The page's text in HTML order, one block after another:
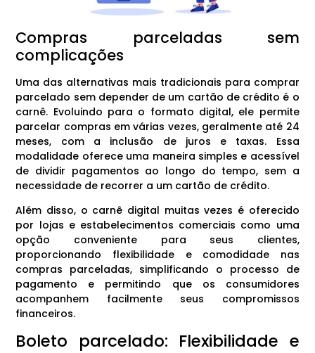
Compras parceladas sem
complicações
Uma das alternativas mais tradicionais para comprar
parcelado sem depender de um cartão de crédito é o
carnê. Evoluindo para o formato digital, ele permite
parcelar compras em várias vezes, geralmente até 24
meses, com a inclusão de juros e taxas. Essa
modalidade oferece uma maneira simples e acessível
de dividir pagamentos ao longo do tempo, sem a
necessidade de recorrer a um cartão de crédito.
Além disso, o carnê digital muitas vezes é oferecido
por lojas e estabelecimentos comerciais como uma
opção conveniente para seus clientes,
proporcionando flexibilidade e comodidade nas
compras parceladas, simplificando o processo de
pagamento e permitindo que os consumidores
acompanhem facilmente seus compromissos
financeiros.
Boleto parcelado: Flexibilidade e